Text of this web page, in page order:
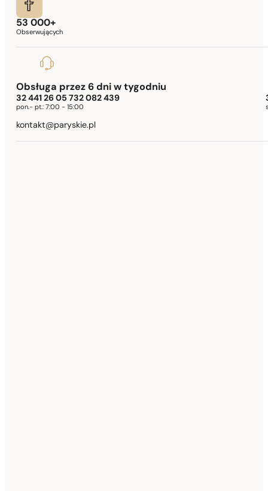
53 000+
Obserwujących
Obsługa przez 6 dni w tygodniu
32 441 26 05 732 082 439
pon.- pt.: 7:00 - 15:00
kontakt@paryskie.pl